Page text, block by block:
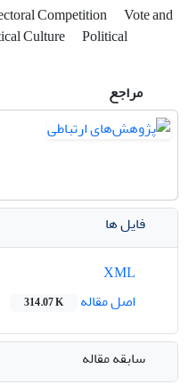
Competition
Vote and
Culture
Political
مراجع
فایل ها
اصل مقاله
314.07 K
سابقه مقاله